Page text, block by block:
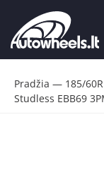
Pradžia — 185/
Studless EBB69